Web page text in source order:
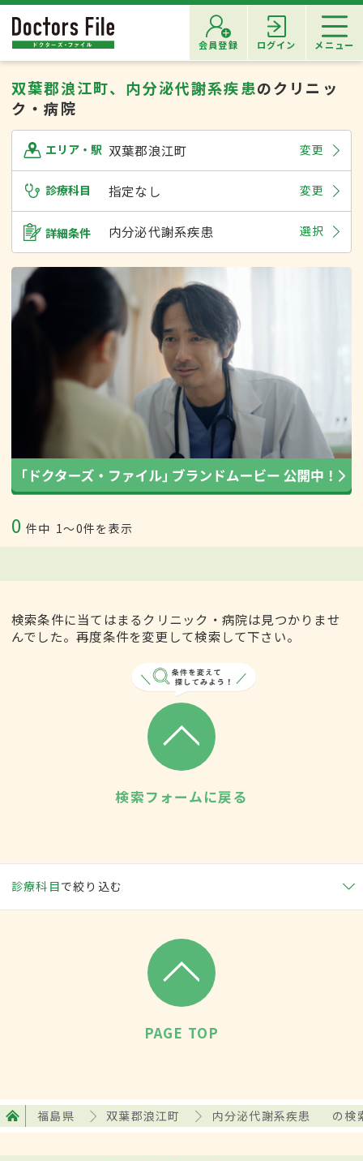
会員登録 ログイン メニュー
双葉郡浪江町、内分泌代謝系疾患のクリニッ
ク・病院
エリア・駅 双葉郡浪江町 変更
診療科目 指定なし 変更
詳細条件 内分泌代謝系疾患 選択
0 件中 1〜0件を表示
検索条件に当てはまるクリニック・病院は見つかりませ
んでした。再度条件を変更して検索して下さい。
検索フォームに戻る
診療科目で絞り込む
PAGE TOP
福島県 双葉郡浪江町 内分泌代謝系疾患 の検